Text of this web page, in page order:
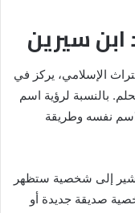
ابن سيرين
الإسلامي، يركز في
بالنسبة لرؤية اسم
نفسه وطريقة
إلى شخصية ستظهر
صديقة جديدة أو